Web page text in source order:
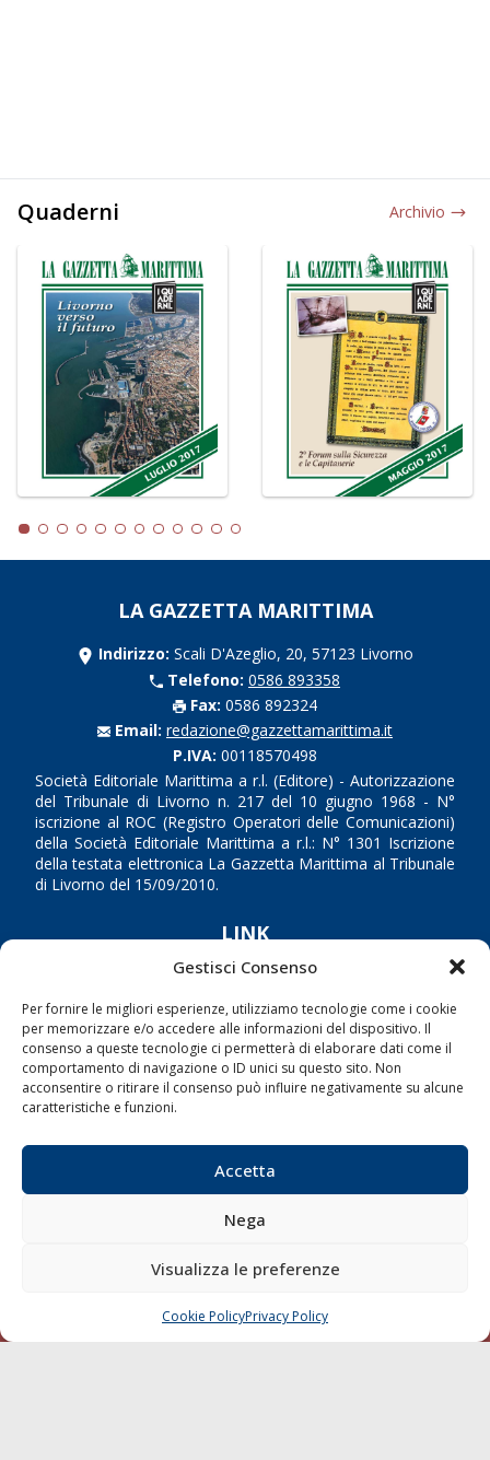
Gestisci Consenso
Per fornire le migliori esperienze, utilizziamo tecnologie come i cookie
per memorizzare e/o accedere alle informazioni del dispositivo. Il
consenso a queste tecnologie ci permetterà di elaborare dati come il
comportamento di navigazione o ID unici su questo sito. Non
acconsentire o ritirare il consenso può influire negativamente su alcune
caratteristiche e funzioni.
Accetta
Nega
Visualizza le preferenze
Cookie PolicyPrivacy Policy
Quaderni Archivio
LA GAZZETTA MARITTIMA
Indirizzo: Scali D'Azeglio, 20, 57123 Livorno
Telefono: 0586 893358
Fax: 0586 892324
Email: redazione@gazzettamarittima.it
P.IVA: 00118570498
Società Editoriale Marittima a r.l. (Editore) - Autorizzazione
del Tribunale di Livorno n. 217 del 10 giugno 1968 - N°
iscrizione al ROC (Registro Operatori delle Comunicazioni)
della Società Editoriale Marittima a r.l.: N° 1301 Iscrizione
della testata elettronica La Gazzetta Marittima al Tribunale
di Livorno del 15/09/2010.
LINK
Porti/Interporti
Trasporti
Varie
Compagnie di Navigazione
Blue economy
Diporto
Contatti
CHIAMA SCRIVI